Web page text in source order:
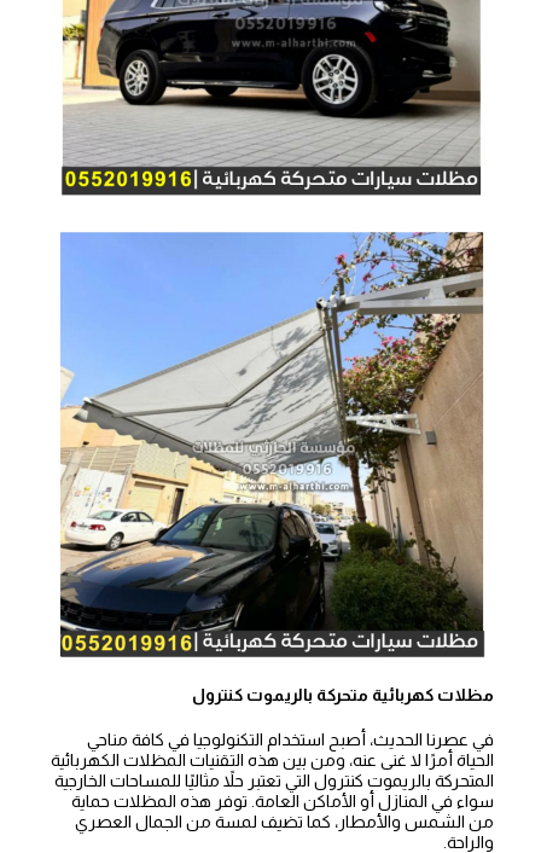
مظلات كهربائية متحركة بالريموت كنترول
في عصرنا الحديث، أصبح استخدام التكنولوجيا في كافة مناحي
الحياة أمرًا لا غنى عنه، ومن بين هذه التقنيات المظلات الكهربائية
المتحركة بالريموت كنترول التي تعتبر حلاً مثاليًا للمساحات الخارجية
سواء في المنازل أو الأماكن العامة. توفر هذه المظلات حماية
من الشمس والأمطار، كما تضيف لمسة من الجمال العصري
والراحة.